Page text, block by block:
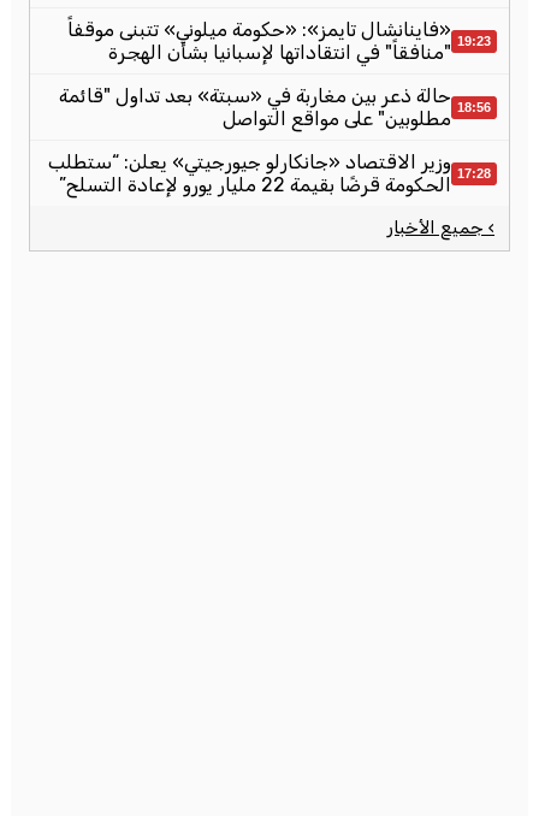
19:23 «فاينانشال تايمز»: «حكومة ميلوني» تتبنى موقفاً
"منافقاً" في انتقاداتها لإسبانيا بشأن الهجرة
18:56 حالة ذعر بين مغاربة في «سبتة» بعد تداول "قائمة
مطلوبين" على مواقع التواصل
17:28 وزير الاقتصاد «جانكارلو جيورجيتي» يعلن: “ستطلب
الحكومة قرضًا بقيمة 22 مليار يورو لإعادة التسلح”
› جميع الأخبار